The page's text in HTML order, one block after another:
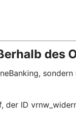
des
ID